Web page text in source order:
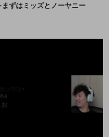
ずはミッズとノーヤニー